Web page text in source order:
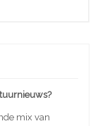
mix van